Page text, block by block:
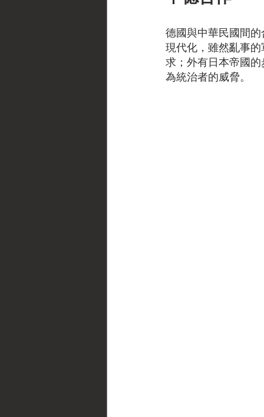
德國與中華民國間
現代化，雖然亂事
求；外有日本帝國
為統治者的威脅。